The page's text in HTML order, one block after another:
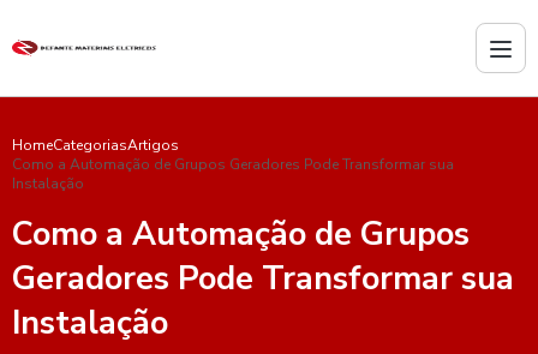
HomeCategoriasArtigos
Como a Automação de Grupos Geradores Pode Transformar sua
Instalação
Como a Automação de Grupos
Geradores Pode Transformar sua
Instalação